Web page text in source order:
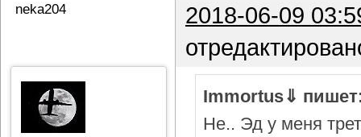
neka204
2018-06-09
Immortus⇓
Не.. Эд у меня